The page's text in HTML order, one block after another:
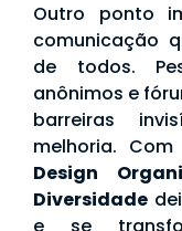
Outro ponto
comunicação
de todos.
anônimos e
barreiras
melhoria.
Design
Diversidade